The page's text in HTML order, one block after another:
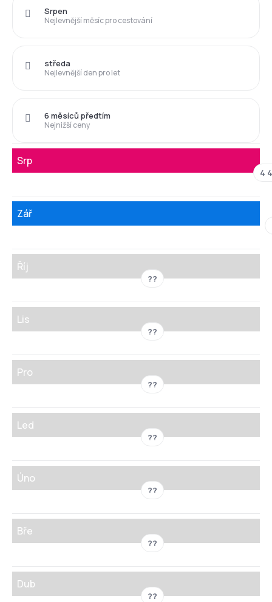
Nejlevnější měsíc pro cestování
Srpen
Nejlevnější den pro let
středa
Nejnižší ceny
6 měsíců předtím
Srp
4
Zář
Říj
??
Lis
??
Pro
??
Led
??
Úno
??
Bře
??
Dub
??